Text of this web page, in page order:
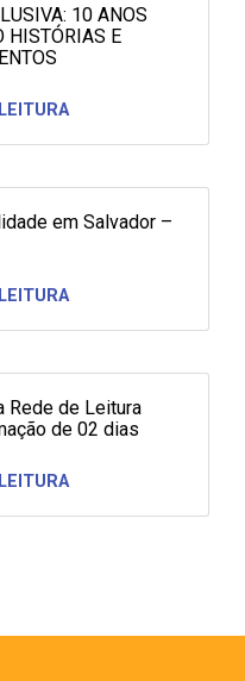
10 ANOS
HISTÓRIAS E
em Salvador –
Rede de Leitura
de 02 dias